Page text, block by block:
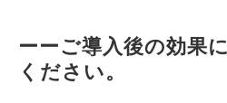
ーーご導入後の効果
ください。